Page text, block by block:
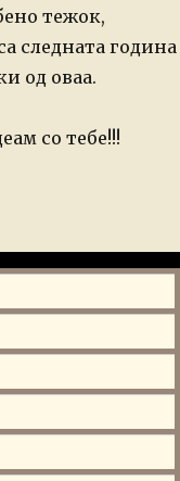
тежок,
следната година
од оваа.
со тебе!!!